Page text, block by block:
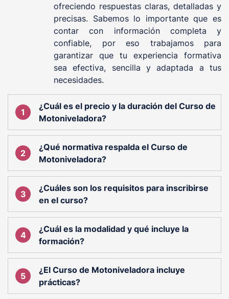
ofreciendo respuestas claras, detalladas y
precisas. Sabemos lo importante que es
contar con información completa y
confiable, por eso trabajamos para
garantizar que tu experiencia formativa
sea efectiva, sencilla y adaptada a tus
necesidades.
¿Cuál es el precio y la duración del Curso de
Motoniveladora?
¿Qué normativa respalda el Curso de
Motoniveladora?
¿Cuáles son los requisitos para inscribirse
en el curso?
¿Cuál es la modalidad y qué incluye la
formación?
¿El Curso de Motoniveladora incluye
prácticas?